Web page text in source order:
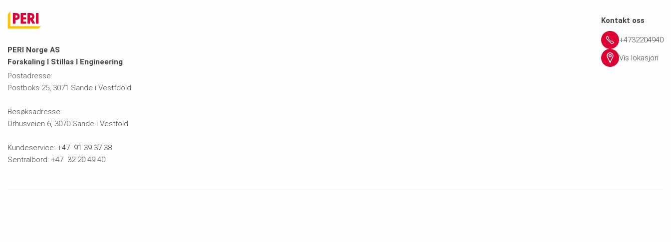
PERI Norge AS
Forskaling I Stillas I Engineering
Postadresse:
Postboks 25, 3071 Sande i Vestfdold
Besøksadresse:
Orhusveien 6, 3070 Sande i Vestfold
Kundeservice: +47 91 39 37 38
Sentralbord: +47 32 20 49 40
Kontakt oss
+4732204940
Vis lokasjon